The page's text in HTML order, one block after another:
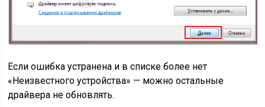
Если ошибка устранена и в списке более нет
«Неизвестного устройства» — можно остальные
драйвера не обновлять.